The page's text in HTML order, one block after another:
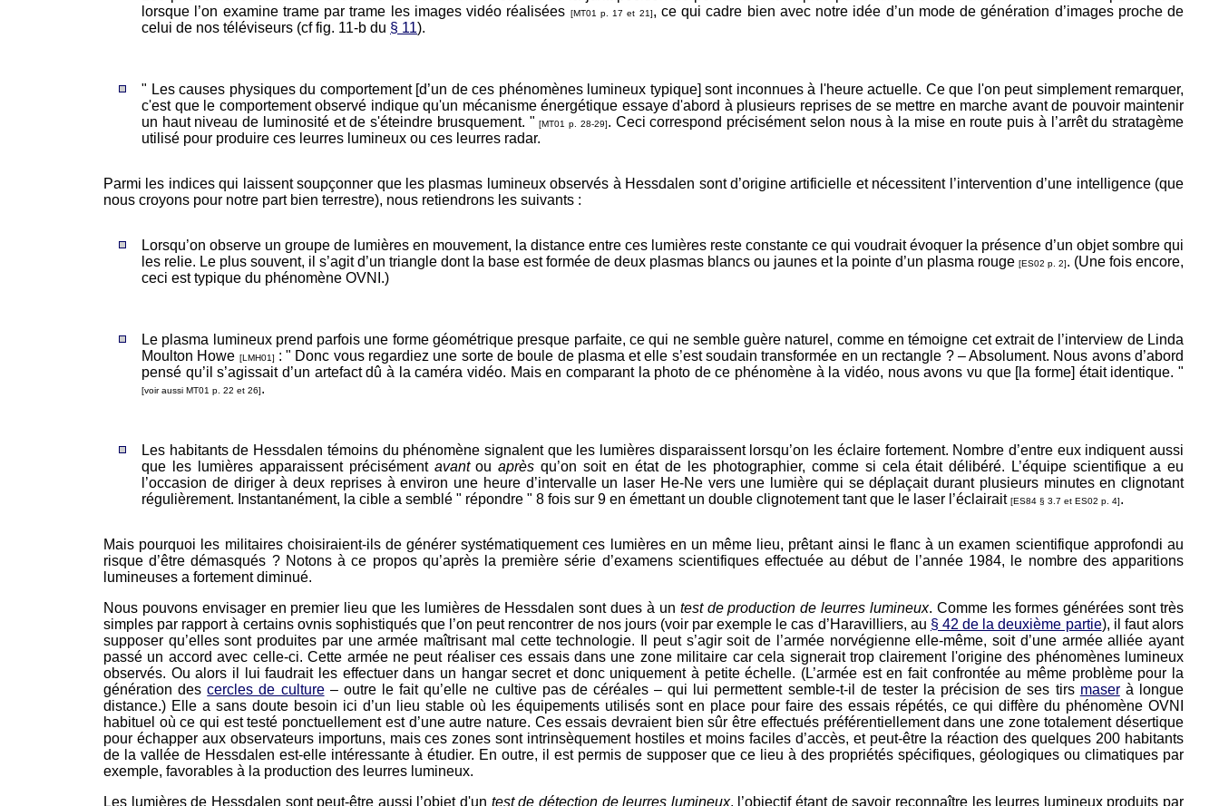
lorsque l’on examine trame par trame les images vidéo réalisées [MT01 p. 17 et 21], ce qui cadre bien avec notre idée d’un mode de génération d’images proche de
celui de nos téléviseurs (cf fig. 11-b du § 11).
" Les causes physiques du comportement [d’un de ces phénomènes lumineux typique] sont inconnues à l'heure actuelle. Ce que l'on peut simplement remarquer,
c'est que le comportement observé indique qu'un mécanisme énergétique essaye d'abord à plusieurs reprises de se mettre en marche avant de pouvoir maintenir
un haut niveau de luminosité et de s'éteindre brusquement. "[MT01 p. 28-29]. Ceci correspond précisément selon nous à la mise en route puis à l’arrêt du stratagème
utilisé pour produire ces leurres lumineux ou ces leurres radar.
Parmi les indices qui laissent soupçonner que les plasmas lumineux observés à Hessdalen sont d’origine artificielle et nécessitent l’intervention d’une intelligence (que
nous croyons pour notre part bien terrestre), nous retiendrons les suivants :
Lorsqu’on observe un groupe de lumières en mouvement, la distance entre ces lumières reste constante ce qui voudrait évoquer la présence d’un objet sombre qui
les relie. Le plus souvent, il s’agit d’un triangle dont la base est formée de deux plasmas blancs ou jaunes et la pointe d’un plasma rouge [ES02 p. 2]. (Une fois encore,
ceci est typique du phénomène OVNI.)
Le plasma lumineux prend parfois une forme géométrique presque parfaite, ce qui ne semble guère naturel, comme en témoigne cet extrait de l’interview de Linda
Moulton Howe [LMH01] : " Donc vous regardiez une sorte de boule de plasma et elle s’est soudain transformée en un rectangle ? – Absolument. Nous avons d’abord
pensé qu’il s’agissait d’un artefact dû à la caméra vidéo. Mais en comparant la photo de ce phénomène à la vidéo, nous avons vu que [la forme] était identique. "
[voir aussi MT01 p. 22 et 26].
Les habitants de Hessdalen témoins du phénomène signalent que les lumières disparaissent lorsqu’on les éclaire fortement. Nombre d’entre eux indiquent aussi
que les lumières apparaissent précisément avantouaprès qu’on soit en état de les photographier, comme si cela était délibéré. L’équipe scientifique a eu
l’occasion de diriger à deux reprises à environ une heure d’intervalle un laser He-Ne vers une lumière qui se déplaçait durant plusieurs minutes en clignotant
régulièrement. Instantanément, la cible a semblé " répondre " 8 fois sur 9 en émettant un double clignotement tant que le laser l’éclairait [ES84 § 3.7 et ES02 p. 4].
Mais pourquoi les militaires choisiraient-ils de générer systématiquement ces lumières en un même lieu, prêtant ainsi le flanc à un examen scientifique approfondi au
risque d’être démasqués ? Notons à ce propos qu’après la première série d’examens scientifiques effectuée au début de l’année 1984, le nombre des apparitions
lumineuses a fortement diminué.
Nous pouvons envisager en premier lieu que les lumières de Hessdalen sont dues à un test de production de leurres lumineux. Comme les formes générées sont très
simples par rapport à certains ovnis sophistiqués que l’on peut rencontrer de nos jours (voir par exemple le cas d’Haravilliers, au § 42 de la deuxième partie), il faut alors
supposer qu’elles sont produites par une armée maîtrisant mal cette technologie. Il peut s’agir soit de l’armée norvégienne elle-même, soit d’une armée alliée ayant
passé un accord avec celle-ci. Cette armée ne peut réaliser ces essais dans une zone militaire car cela signerait trop clairement l'origine des phénomènes lumineux
observés. Ou alors il lui faudrait les effectuer dans un hangar secret et donc uniquement à petite échelle. (L’armée est en fait confrontée au même problème pour la
génération descercles de culture– outre le fait qu’elle ne cultive pas de céréales – qui lui permettent semble-t-il de tester la précision de ses tirs maserà longue
distance.) Elle a sans doute besoin ici d’un lieu stable où les équipements utilisés sont en place pour faire des essais répétés, ce qui diffère du phénomène OVNI
habituel où ce qui est testé ponctuellement est d’une autre nature. Ces essais devraient bien sûr être effectués préférentiellement dans une zone totalement désertique
pour échapper aux observateurs importuns, mais ces zones sont intrinsèquement hostiles et moins faciles d’accès, et peut-être la réaction des quelques 200 habitants
de la vallée de Hessdalen est-elle intéressante à étudier. En outre, il est permis de supposer que ce lieu à des propriétés spécifiques, géologiques ou climatiques par
exemple, favorables à la production des leurres lumineux.
Les lumières de Hessdalen sont peut-être aussi l’objet d'un test de détection de leurres lumineux, l’objectif étant de savoir reconnaître les leurres lumineux produits par